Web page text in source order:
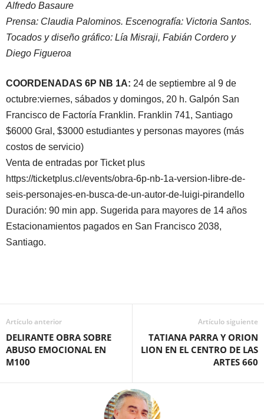
Alfredo Basaure
Prensa: Claudia Palominos. Escenografía: Victoria Santos.
Tocados y diseño gráfico: Lía Misraji, Fabián Cordero y
Diego Figueroa
COORDENADAS 6P NB 1A: 24 de septiembre al 9 de
octubre:viernes, sábados y domingos, 20 h. Galpón San
Francisco de Factoría Franklin. Franklin 741, Santiago
$6000 Gral, $3000 estudiantes y personas mayores (más
costos de servicio)
Venta de entradas por Ticket plus
https://ticketplus.cl/events/obra-6p-nb-1a-version-libre-de-
seis-personajes-en-busca-de-un-autor-de-luigi-pirandello
Duración: 90 min app. Sugerida para mayores de 14 años
Estacionamientos pagados en San Francisco 2038,
Santiago.
Artículo anterior
DELIRANTE OBRA SOBRE
ABUSO EMOCIONAL EN
M100
Artículo siguiente
TATIANA PARRA Y ORION
LION EN EL CENTRO DE LAS
ARTES 660